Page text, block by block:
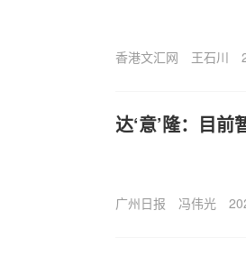
香港文汇网 王石川
达‘意’隆：目
广州日报 冯伟光